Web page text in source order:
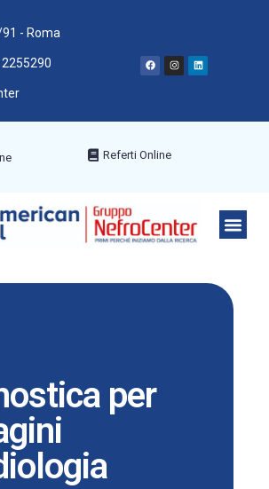
- Roma
Referti Online
per